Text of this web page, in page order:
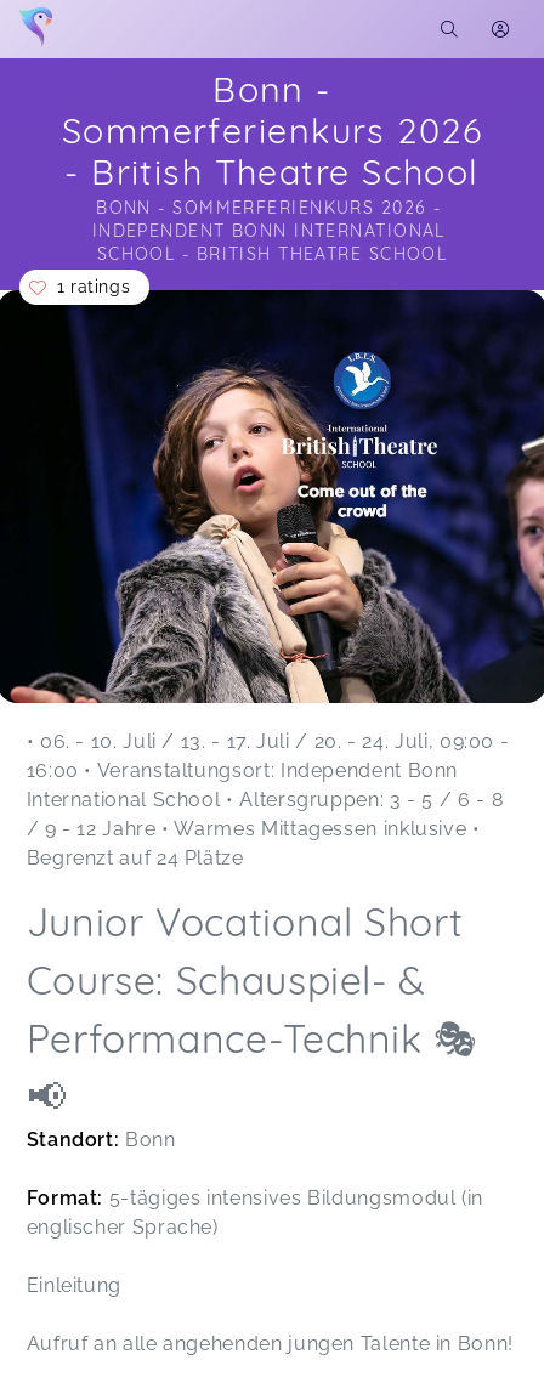
Bonn -
Sommerferienkurs 2026
- British Theatre School
BONN - SOMMERFERIENKURS 2026 -
INDEPENDENT BONN INTERNATIONAL
SCHOOL - BRITISH THEATRE SCHOOL
Soon you will learn more about me here...
1 ratings
• 06. - 10. Juli / 13. - 17. Juli / 20. - 24. Juli, 09:00 -
16:00 • Veranstaltungsort: Independent Bonn
International School • Altersgruppen: 3 - 5 / 6 - 8
/ 9 - 12 Jahre • Warmes Mittagessen inklusive •
Begrenzt auf 24 Plätze
Junior Vocational Short
Course: Schauspiel- &
Performance-Technik 🎭
📢
Standort: Bonn
Format: 5-tägiges intensives Bildungsmodul (in
englischer Sprache)
Einleitung
Aufruf an alle angehenden jungen Talente in Bonn!